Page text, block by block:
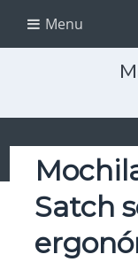
Menu
Satch